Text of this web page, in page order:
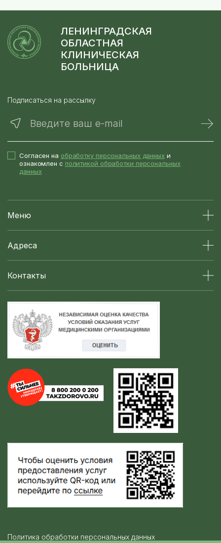
ЛЕНИНГРАДСКАЯ
ОБЛАСТНАЯ
КЛИНИЧЕСКАЯ
БОЛЬНИЦА
Подписаться на рассылку
Введите ваш e-mail
Согласен на обработку персональных данных и
ознакомлен с политикой обработки персональных
данных
Меню
Адреса
Контакты
Политика обработки персональных данных